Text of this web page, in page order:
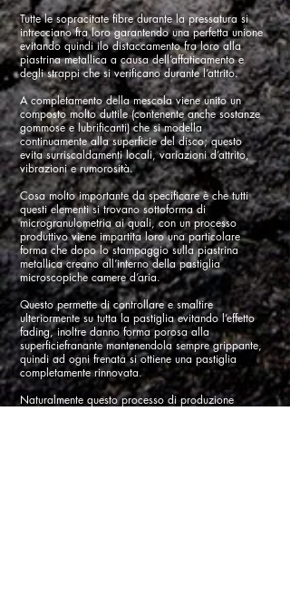
Tutte le sopracitate fibre durante la pressatura si
intrecciano fra loro garantendo una perfetta unione
evitando quindi ilo distaccamento fra loro alla
piastrina metallica a causa dell’affaticamento e
degli strappi che si verificano durante l’attrito.
A completamento della mescola viene unito un
composto molto duttile (contenente anche sostanze
gommose e lubrificanti) che si modella
continuamente alla superficie del disco; questo
evita surriscaldamenti locali, variazioni d’attrito,
vibrazioni e rumorosità.
Cosa molto importante da specificare è che tutti
questi elementi si trovano sottoforma di
microgranulometria ai quali, con un processo
produttivo viene impartita loro una particolare
forma che dopo lo stampaggio sulla piastrina
metallica creano all’interno della pastiglia
microscopiche camere d’aria.
Questo permette di controllare e smaltire
ulteriormente su tutta la pastiglia evitando l’effetto
fading, inoltre danno forma porosa alla
superficiefranante mantenendola sempre grippante,
quindi ad ogni frenata si ottiene una pastiglia
completamente rinnovata.
Naturalmente questo processo di produzione